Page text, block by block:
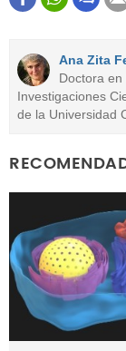
OtroAna Zita
Doctora
Investigaciones
de la Universidad